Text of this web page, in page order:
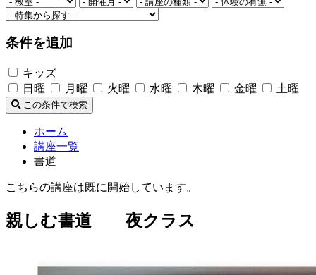
条件を追加
キッズ
日曜
月曜 火曜 水曜 木曜 金曜 土曜
この条件で検索
ホーム
講座一覧
書道
こちらの講座は既に開始しています。
親しむ書道 夜クラス